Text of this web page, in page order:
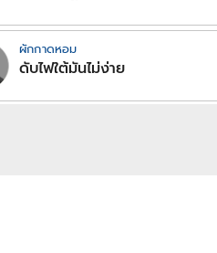
ผักกาดหอม
ดับไฟใต้มันไม่ง่าย